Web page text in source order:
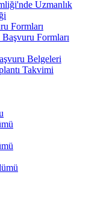
Uzmanlık
Formları
Formları
Belgeleri
Takvimi